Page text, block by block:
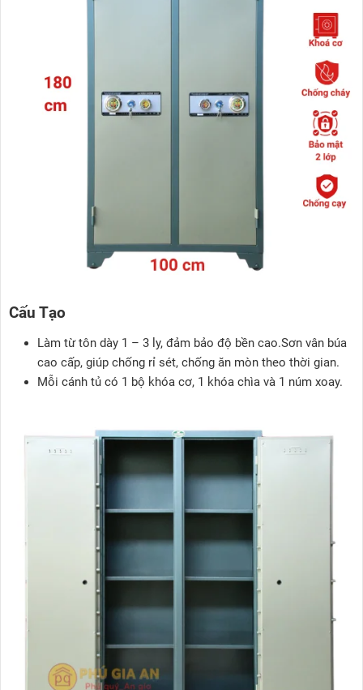
Cấu Tạo
Làm từtôn dày 1 – 3 ly, đảm bảo độ bền cao.Sơn vân búa
cao cấp, giúp chống rỉ sét, chống ăn mòn theo thời gian.
Mỗi cánh tủ có 1 bộ khóa cơ, 1 khóa chìa và 1 núm xoay.